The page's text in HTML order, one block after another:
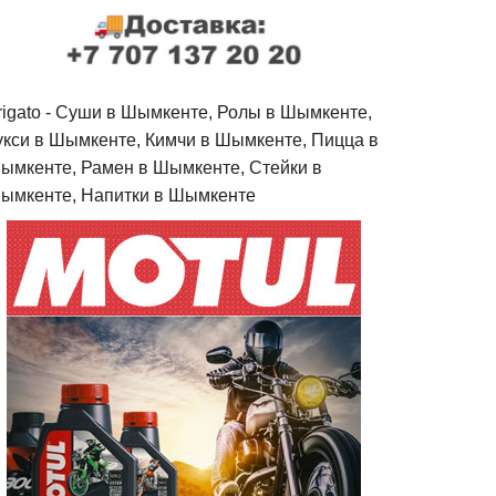
- Cуши в Шымкенте, Ролы в Шымкенте,
в Шымкенте, Кимчи в Шымкенте, Пицца в
Рамен в Шымкенте, Стейки в
Напитки в Шымкенте